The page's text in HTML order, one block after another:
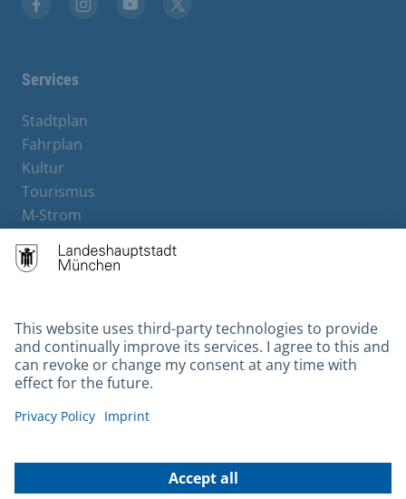
Services
Stadtplan
Fahrplan
Kultur
Tourismus
M-Strom
Hotels
Contact
Barrierefreiheit
Leichte Sprache
Gebärdensprache
Kontakt